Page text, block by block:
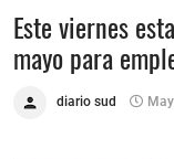
Este viernes
mayo para
diario sud